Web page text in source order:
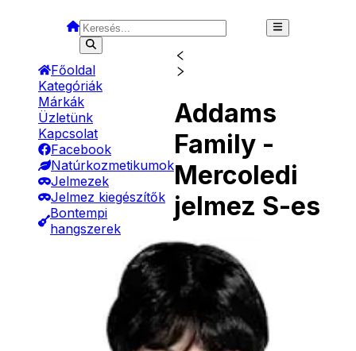
Főoldal
Kategóriák
Márkák
Üzletünk
Kapcsolat
Facebook
Natúrkozmetikumok
Jelmezek
Jelmez kiegészítők
Bontempi
hangszerek
- Ütős hangszerek
- Fújós hangszerek
- Szintetizátorok
- Egyéb hangszerek
Bébi játékok
Addams
Family -
Mercoledi
jelmez S-es
Elérhetőség
Méret
Célcsoport Női jelmez
Ajánlott
korosztály
14 éves kortól 99
éves korig
Gyártó
Ciao